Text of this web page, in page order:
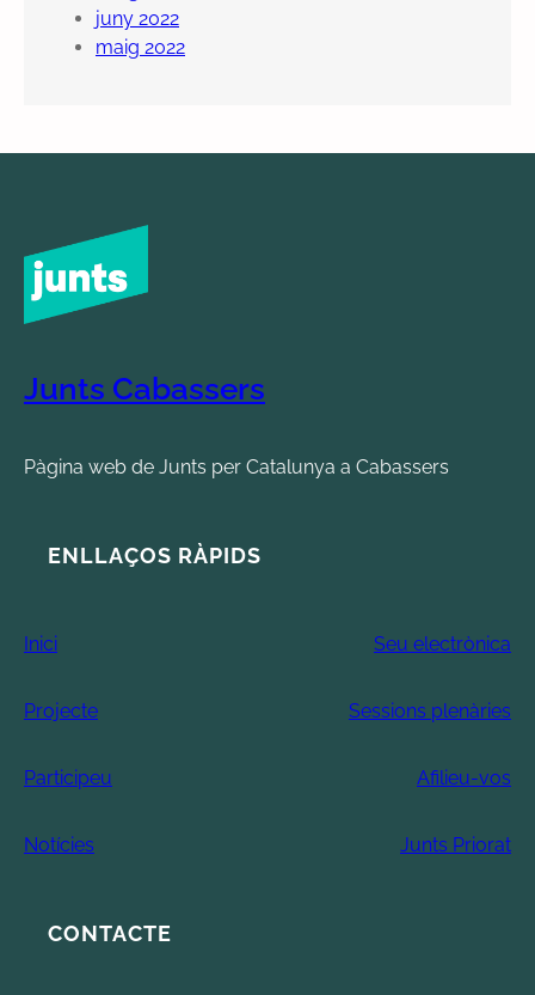
juny 2022
maig 2022
Junts Cabassers
Pàgina web de Junts per Catalunya a Cabassers
ENLLAÇOS RÀPIDS
Inici Seu electrònica
Projecte Sessions plenàries
Participeu Afilieu-vos
Notícies Junts Priorat
CONTACTE